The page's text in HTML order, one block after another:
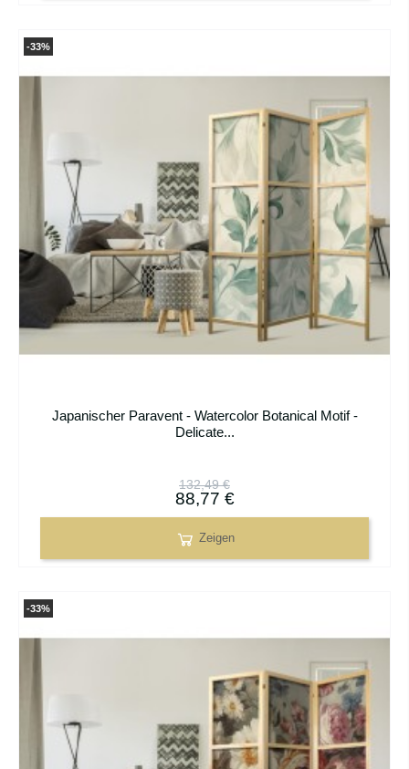
Japanischer Paravent - Watercolor Botanical Motif -
Delicate...
132,49 €
88,77 €
Zeigen
-33%
-33%